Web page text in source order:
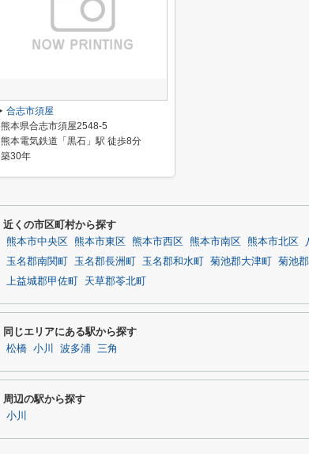
合志市須屋
熊本県合志市須屋2548-5
熊本電気鉄道「黒石」駅 徒歩8分
築30年
近くの市区町村から探す
熊本市中央区 熊本市東区 熊本市西区 熊本市南区 熊本市北区
玉名郡南関町
玉名郡長洲町 玉名郡和水町 菊池郡大津町 菊池郡
上益城郡甲佐町
天草郡苓北町
同じエリアにある駅から探す
松橋 小川 波多浦 三角
周辺の駅から探す
小川